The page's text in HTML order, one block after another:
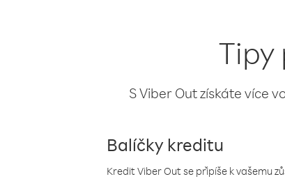
Tipy
S Viber Out získáte více
Balíčky kreditu
Kredit Viber Out se připíše k vašemu